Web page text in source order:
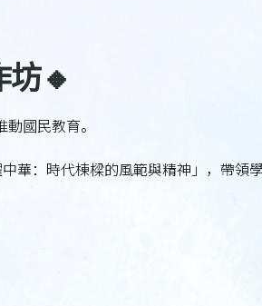
坊🔸
國民教育。
華：時代棟樑的風範與精神」，帶領